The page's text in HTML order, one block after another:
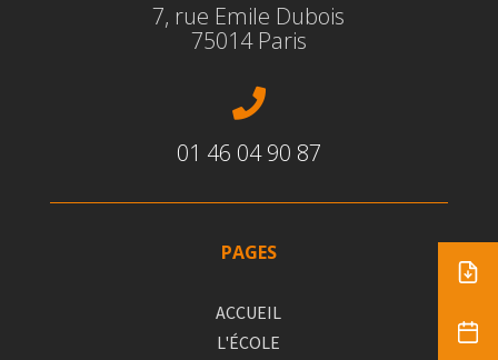
7, rue Emile Dubois
75014 Paris

01 46 04 90 87
PAGES
ACCUEIL
L'ÉCOLE